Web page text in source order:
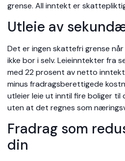
grense. All inntekt er
Utleie av
Det er ingen skattefri grense
ikke bor i selv. Leieinntekter fra
med 22 prosent av netto
minus fradragsberettigede
utleier leie ut inntil fire boliger til
uten at det regnes som
Fradrag som
din